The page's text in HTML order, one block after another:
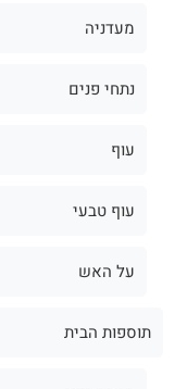
מעדניה
נתחי פנים
עוף
עוף טבעי
על האש
תוספות הבית